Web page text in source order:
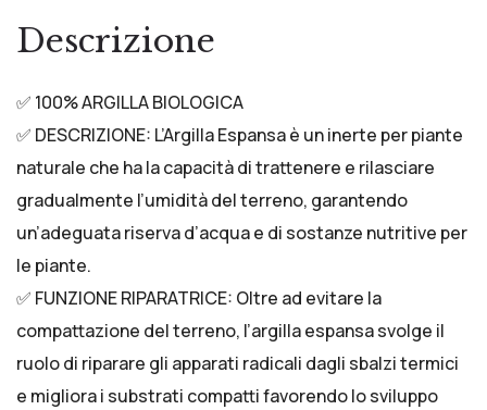
Descrizione
✅ 100% ARGILLA BIOLOGICA
✅ DESCRIZIONE: L’Argilla Espansa è un inerte per piante
naturale che ha la capacità di trattenere e rilasciare
gradualmente l’umidità del terreno, garantendo
un’adeguata riserva d’acqua e di sostanze nutritive per
le piante.
✅ FUNZIONE RIPARATRICE: Oltre ad evitare la
compattazione del terreno, l’argilla espansa svolge il
ruolo di riparare gli apparati radicali dagli sbalzi termici
e migliora i substrati compatti favorendo lo sviluppo